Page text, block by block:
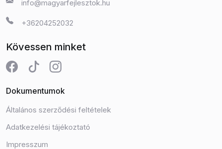
info@magyarfejlesztok.hu
+36204252032
Kövessen minket
Dokumentumok
Általános szerződési feltételek
Adatkezelési tájékoztató
Impresszum